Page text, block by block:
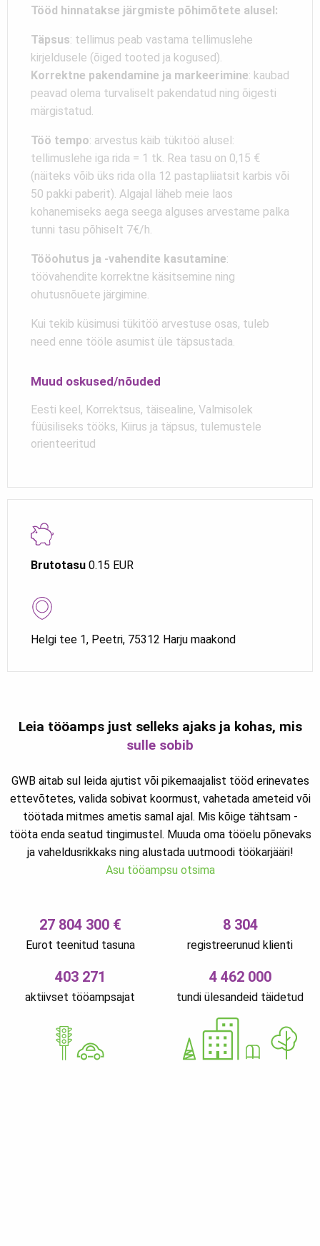
Brutotasu 0.15 EUR
Helgi tee 1, Peetri, 75312 Harju maakond
Tööd hinnatakse järgmiste põhimõtete alusel:
Täpsus: tellimus peab vastama tellimuslehe
kirjeldusele (õiged tooted ja kogused).
Korrektne pakendamine ja markeerimine: kaubad
peavad olema turvaliselt pakendatud ning õigesti
märgistatud.
Töö tempo: arvestus käib tükitöö alusel:
tellimuslehe iga rida = 1 tk. Rea tasu on 0,15 €
(näiteks võib üks rida olla 12 pastapliiatsit karbis või
50 pakki paberit). Algajal läheb meie laos
kohanemiseks aega seega alguses arvestame palka
tunni tasu põhiselt 7€/h.
Tööohutus ja -vahendite kasutamine:
töövahendite korrektne käsitsemine ning
ohutusnõuete järgimine.
Kui tekib küsimusi tükitöö arvestuse osas, tuleb
need enne tööle asumist üle täpsustada.
Muud oskused/nõuded
Eesti keel, Korrektsus, täisealine, Valmisolek
füüsiliseks tööks, Kiirus ja täpsus, tulemustele
orienteeritud
Leia tööamps just selleks ajaks ja kohas, mis
sulle sobib
GWB aitab sul leida ajutist või pikemaajalist tööd erinevates
ettevõtetes, valida sobivat koormust, vahetada ameteid või
töötada mitmes ametis samal ajal. Mis kõige tähtsam -
tööta enda seatud tingimustel. Muuda oma tööelu põnevaks
ja vaheldusrikkaks ning alustada uutmoodi töökarjääri!
Asu tööampsu otsima
27 804 300 €
Eurot teenitud tasuna
8 304
registreerunud klienti
403 271
aktiivset tööampsajat
4 462 000
tundi ülesandeid täidetud